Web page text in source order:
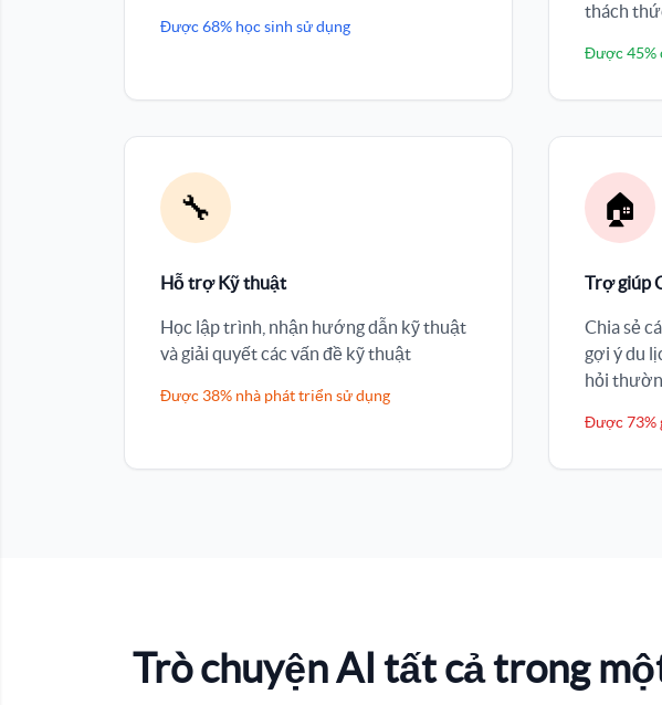
Được 68% học sinh sử dụng
thách
Được 45%
🔧
Hỗ trợ Kỹ thuật
Học lập trình, nhận hướng dẫn kỹ thuật
và giải quyết các vấn đề kỹ thuật
Được 38% nhà phát triển sử dụng
🏠
Trợ giúp
Chia sẻ
gợi ý du
hỏi
Được 73%
Trò chuyện AI tất cả trong